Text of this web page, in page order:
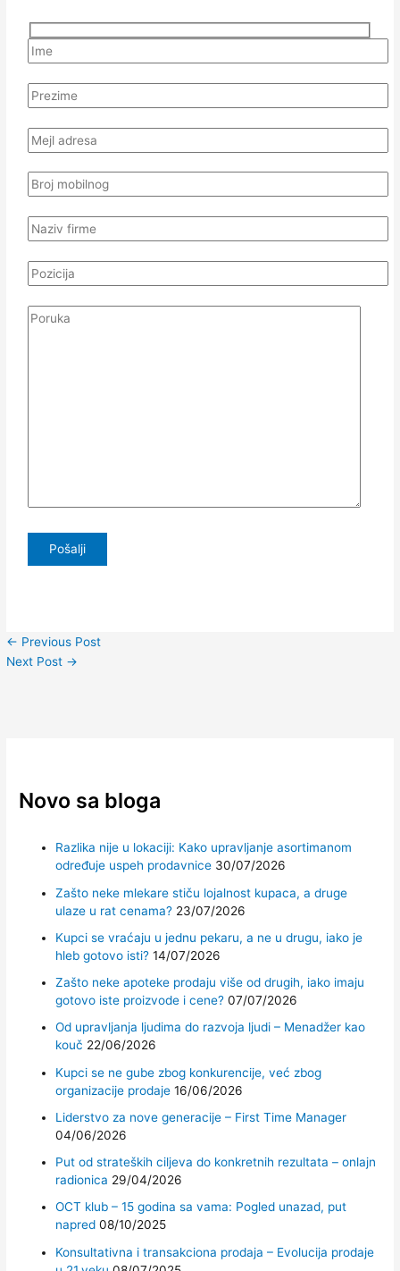
← Previous Post
Next Post →
Novo sa bloga
Razlika nije u lokaciji: Kako upravljanje asortimanom
određuje uspeh prodavnice 30/07/2026
Zašto neke mlekare stiču lojalnost kupaca, a druge
ulaze u rat cenama? 23/07/2026
Kupci se vraćaju u jednu pekaru, a ne u drugu, iako je
hleb gotovo isti? 14/07/2026
Zašto neke apoteke prodaju više od drugih, iako imaju
gotovo iste proizvode i cene? 07/07/2026
Od upravljanja ljudima do razvoja ljudi – Menadžer kao
kouč 22/06/2026
Kupci se ne gube zbog konkurencije, već zbog
organizacije prodaje 16/06/2026
Liderstvo za nove generacije – First Time Manager
04/06/2026
Put od strateških ciljeva do konkretnih rezultata – onlajn
radionica 29/04/2026
OCT klub – 15 godina sa vama: Pogled unazad, put
napred 08/10/2025
Konsultativna i transakciona prodaja – Evolucija prodaje